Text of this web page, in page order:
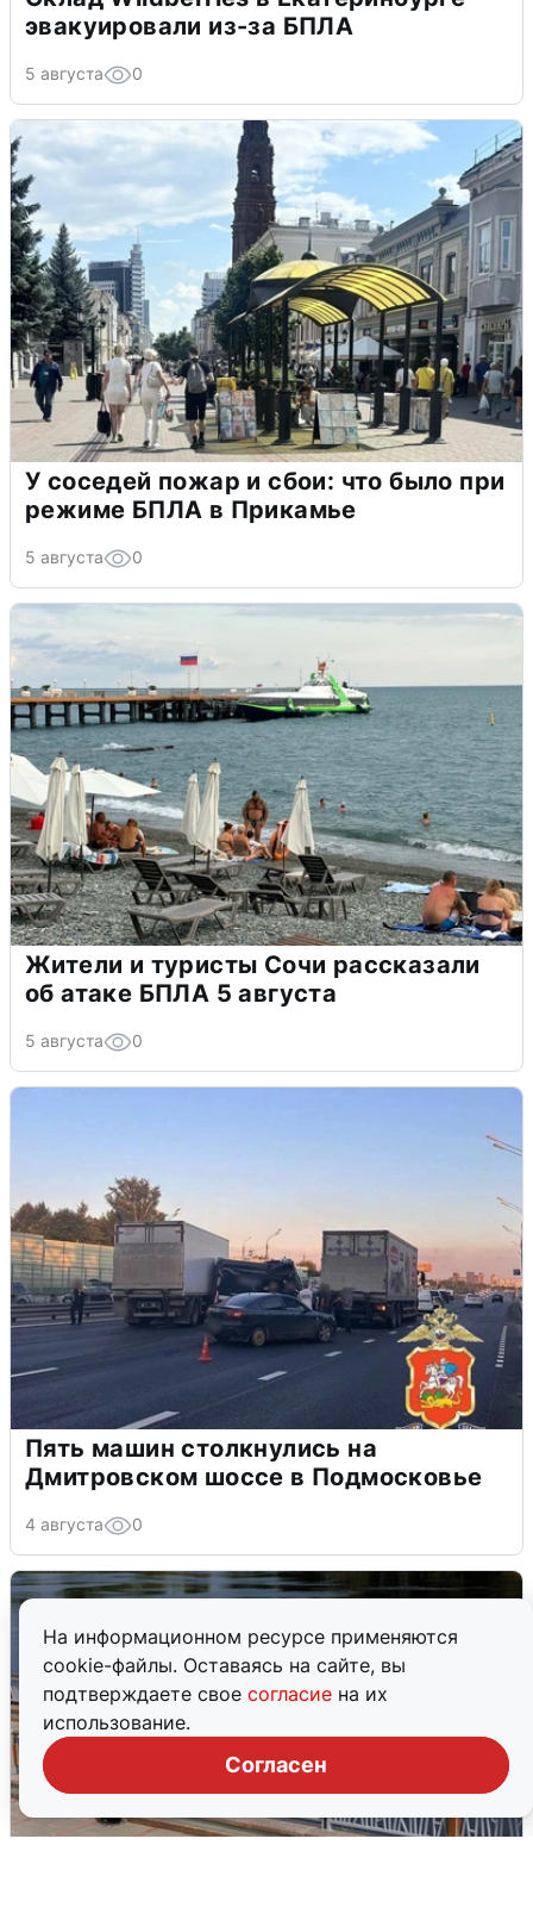
На информационном ресурсе применяются
cookie-файлы. Оставаясь на сайте, вы
подтверждаете свое согласие на их
использование.
Согласен
эвакуировали из-за БПЛА
5 августа 0
У соседей пожар и сбои: что было при
режиме БПЛА в Прикамье
5 августа 0
Жители и туристы Сочи рассказали
об атаке БПЛА 5 августа
5 августа 0
Пять машин столкнулись на
Дмитровском шоссе в Подмосковье
4 августа 0